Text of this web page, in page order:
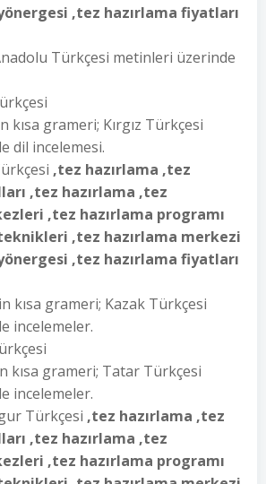
,tez hazırlama fiyatları
Türkçesi metinleri üzerinde
kısa grameri; Kırgız Türkçesi
dil incelemesi.
,tez hazırlama ,tez
,tez hazırlama ,tez
,tez hazırlama programı
,tez hazırlama merkezi
,tez hazırlama fiyatları
kısa grameri; Kazak Türkçesi
incelemeler.
kısa grameri; Tatar Türkçesi
incelemeler.
Türkçesi ,tez hazırlama ,tez
,tez hazırlama ,tez
,tez hazırlama programı